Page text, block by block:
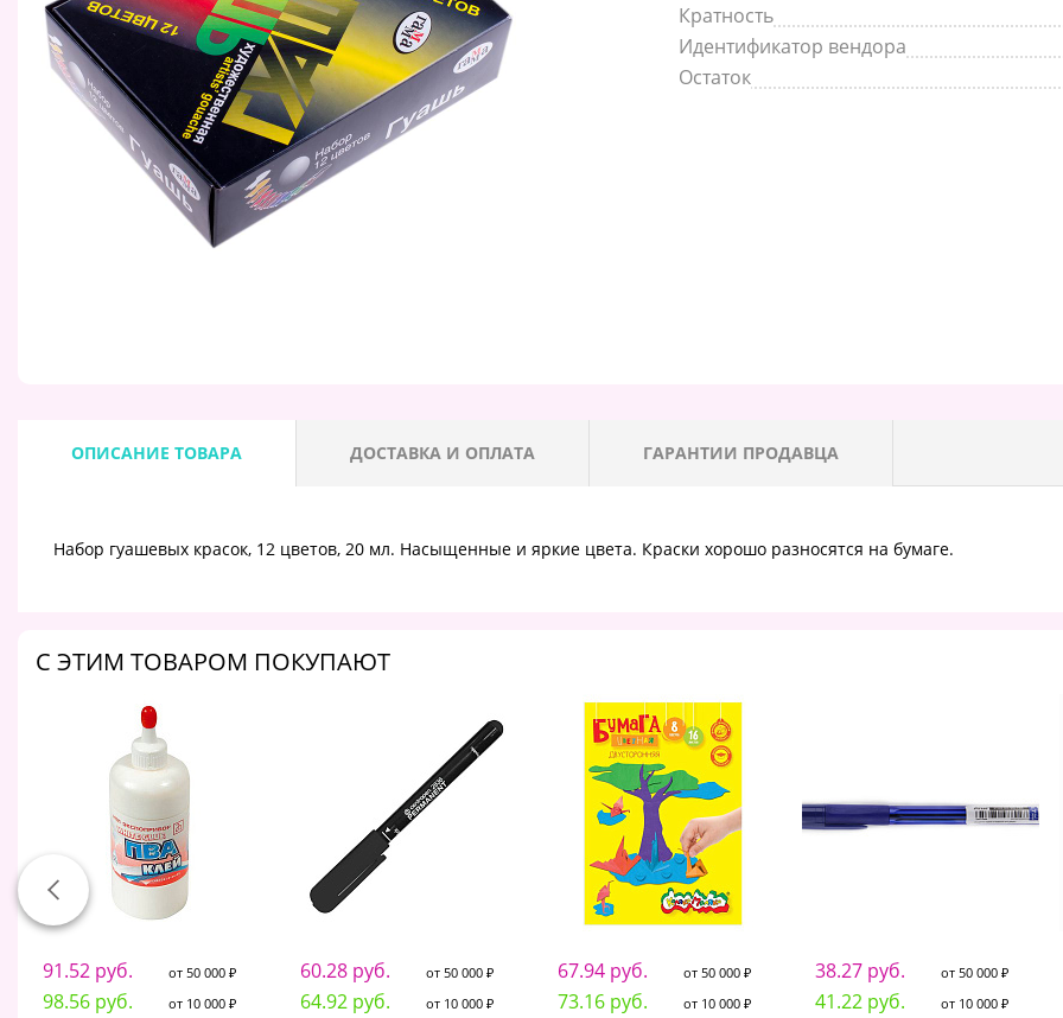
Кратность
Идентификатор вендора
Остаток
ОПИСАНИЕ ТОВАРА ДОСТАВКА И ОПЛАТА ГАРАНТИИ ПРОДАВЦА
Набор гуашевых красок, 12 цветов, 20 мл. Насыщенные и яркие цвета. Краски хорошо разносятся на бумаге.
C ЭТИМ ТОВАРОМ ПОКУПАЮТ
91.52 руб. от 50 000 ₽
98.56 руб. от 10 000 ₽
60.28 руб. от 50 000 ₽
64.92 руб. от 10 000 ₽
67.94 руб. от 50 000 ₽
73.16 руб. от 10 000 ₽
38.27 руб. от 50 000 ₽
41.22 руб. от 10 000 ₽